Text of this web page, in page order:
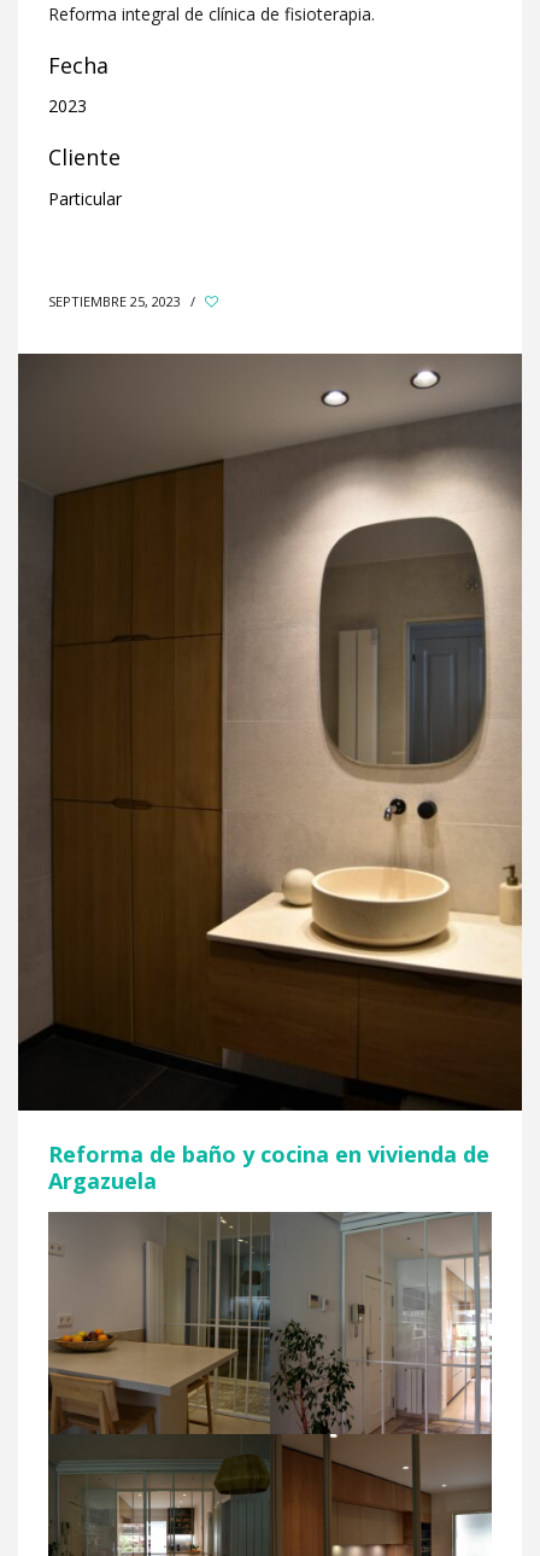
Reforma integral de clínica de fisioterapia.
Fecha
2023
Cliente
Particular
SEPTIEMBRE 25, 2023 /
Reforma de baño y cocina en vivienda de
Argazuela